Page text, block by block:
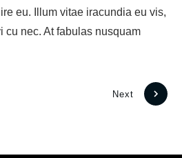
eu. Illum vitae iracundia eu vis,
cu nec. At fabulas nusquam
Next